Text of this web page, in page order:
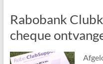
Rabobank
cheque